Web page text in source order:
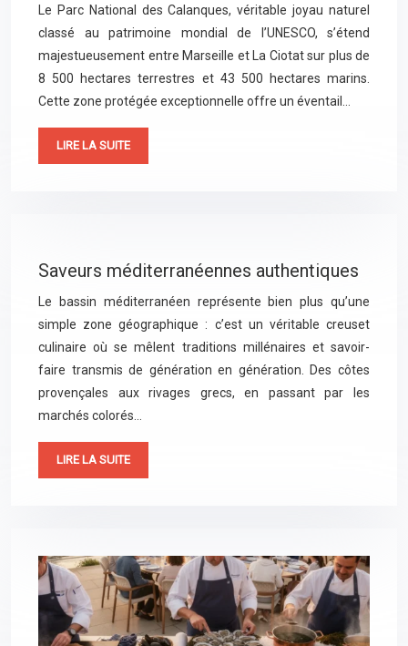
Le Parc National des Calanques, véritable joyau naturel
classé au patrimoine mondial de l’UNESCO, s’étend
majestueusement entre Marseille et La Ciotat sur plus de
8 500 hectares terrestres et 43 500 hectares marins.
Cette zone protégée exceptionnelle offre un éventail…
LIRE LA SUITE
Saveurs méditerranéennes authentiques
Le bassin méditerranéen représente bien plus qu’une
simple zone géographique : c’est un véritable creuset
culinaire où se mêlent traditions millénaires et savoir-
faire transmis de génération en génération. Des côtes
provençales aux rivages grecs, en passant par les
marchés colorés…
LIRE LA SUITE